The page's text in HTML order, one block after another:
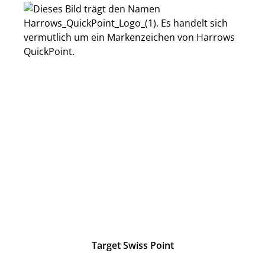
Target Swiss Point